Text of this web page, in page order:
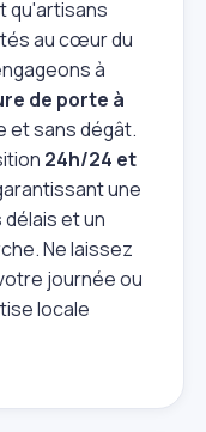
qu'artisans
au cœur du
à
de porte à
et sans dégât.
24h/24 et
une
et un
Ne laissez
journée ou
locale